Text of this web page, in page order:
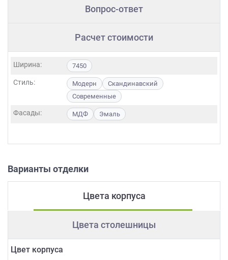
Вопрос-ответ
Расчет стоимости
Ширина: 7450
Стиль: Модерн
Скандинавский
Современные
Фасады: МДФ Эмаль
Варианты отделки
Цвета корпуса
Цвета столешницы
Цвет корпуса